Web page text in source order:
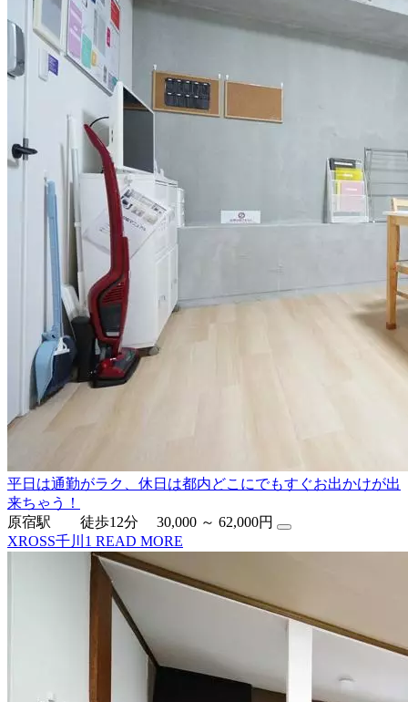
平日は通勤がラク、休日は都内どこにでもすぐお出かけが出
来ちゃう！
原宿駅 徒歩12分
30,000 ～ 62,000円
XROSS千川1 READ MORE